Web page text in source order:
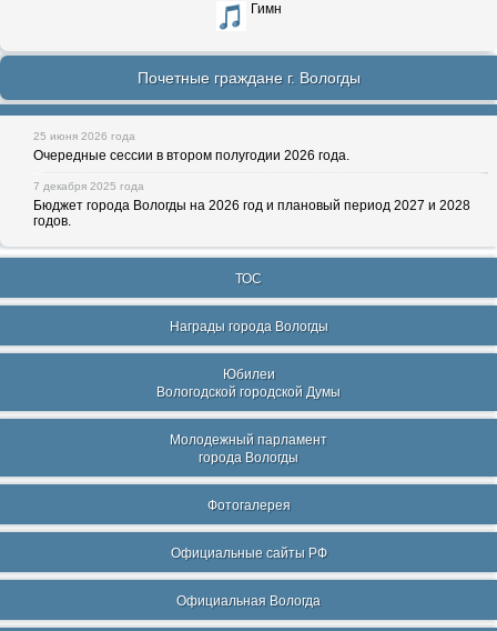
Гимн
Почетные граждане г. Вологды
25 июня 2026 года
Очередные сессии в втором полугодии 2026 года.
7 декабря 2025 года
Бюджет города Вологды на 2026 год и плановый период 2027 и 2028
годов.
ТОС
Награды города Вологды
Юбилеи
Вологодской городской Думы
Молодежный парламент
города Вологды
Фотогалерея
Официальные сайты РФ
Официальная Вологда